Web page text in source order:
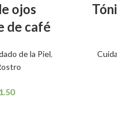
ojos
de café
de la Piel,